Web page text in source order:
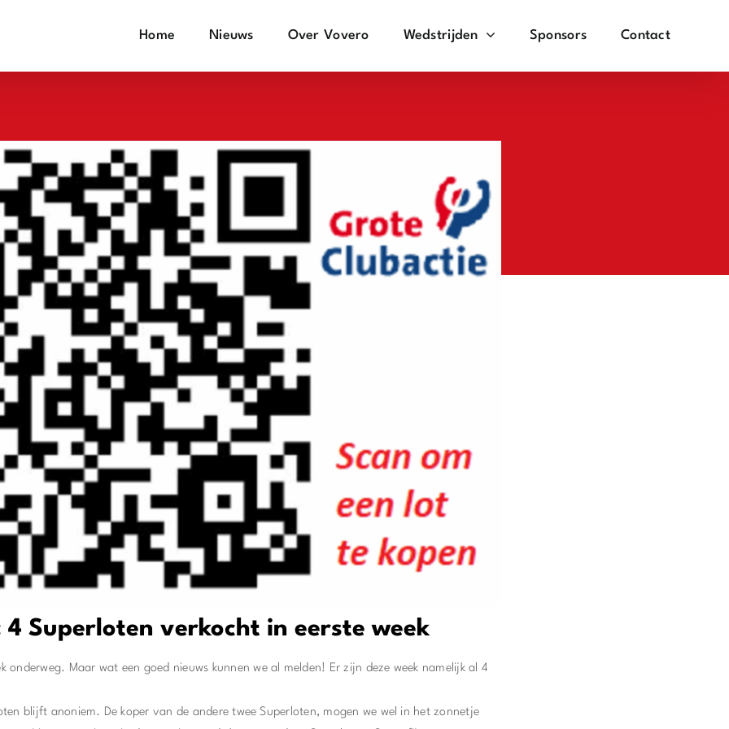
Home Nieuws Over Vovero Wedstrijden Sponsors Contact
Superloten verkocht in eerste week
onderweg. Maar wat een goed nieuws kunnen we al melden! Er zijn deze week namelijk al 4
blijft anoniem. De koper van de andere twee Superloten, mogen we wel in het zonnetje